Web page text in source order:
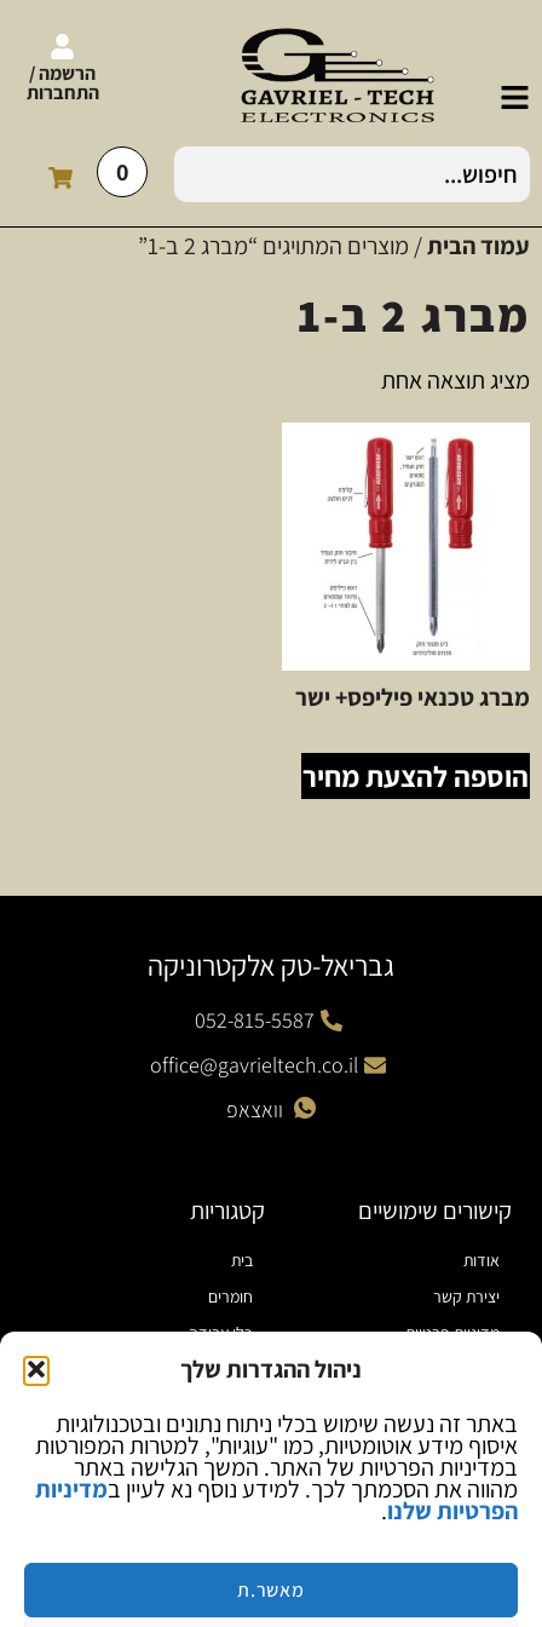
ניהול ההגדרות שלך
באתר זה נעשה שימוש בכלי ניתוח נתונים ובטכנולוגיות
איסוף מידע אוטומטיות, כמו "עוגיות", למטרות המפורטות
במדיניות הפרטיות של האתר. המשך הגלישה באתר
מהווה את הסכמתך לכך. למידע נוסף נא לעיין במדיניות
הפרטיות שלנו.
מאשר.ת
הרשמה /
התחברות
0
עמוד הבית/ מוצרים המתויגים “מברג 2 ב-1”
מברג 2 ב-1
מציג תוצאה אחת
מברג טכנאי פיליפס+ ישר
הוספה להצעת מחיר
גבריאל-טק אלקטרוניקה
052-815-5587
office@gavrieltech.co.il
וואצאפ
קישורים שימושיים
אודות
יצירת קשר
מדיניות פרטיות
בלוג
קטגוריות
בית
חומרים
כלי עבודה
מוצרי הלחמה
ספקי כח ומודדים
ציוד אופטי להגדלה
מותגים